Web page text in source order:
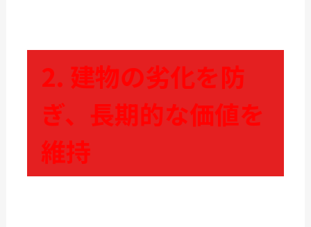
2. 建物の劣化を防
ぎ、長期的な価値を
維持